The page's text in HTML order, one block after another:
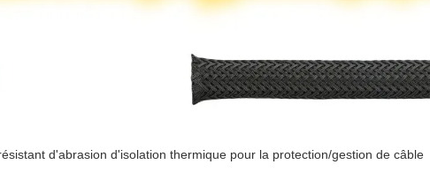
d'abrasion d'isolation thermique pour la protection/gestion de câble